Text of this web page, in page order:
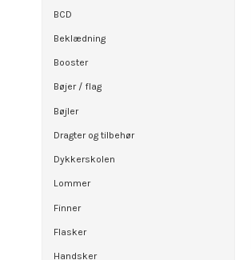
BCD
Beklædning
Booster
Bøjer / flag
Bøjler
Dragter og tilbehør
Dykkerskolen
Lommer
Finner
Flasker
Handsker